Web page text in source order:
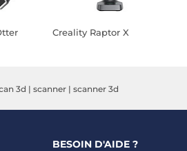
Creality Raptor X
3d | scanner | scanner 3d
BESOIN D'AIDE ?